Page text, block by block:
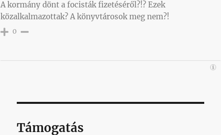
A kormány dönt a focisták fizetéséről?!? Ezek
közalkalmazottak? A könyvtárosok meg nem?!
0
Támogatás